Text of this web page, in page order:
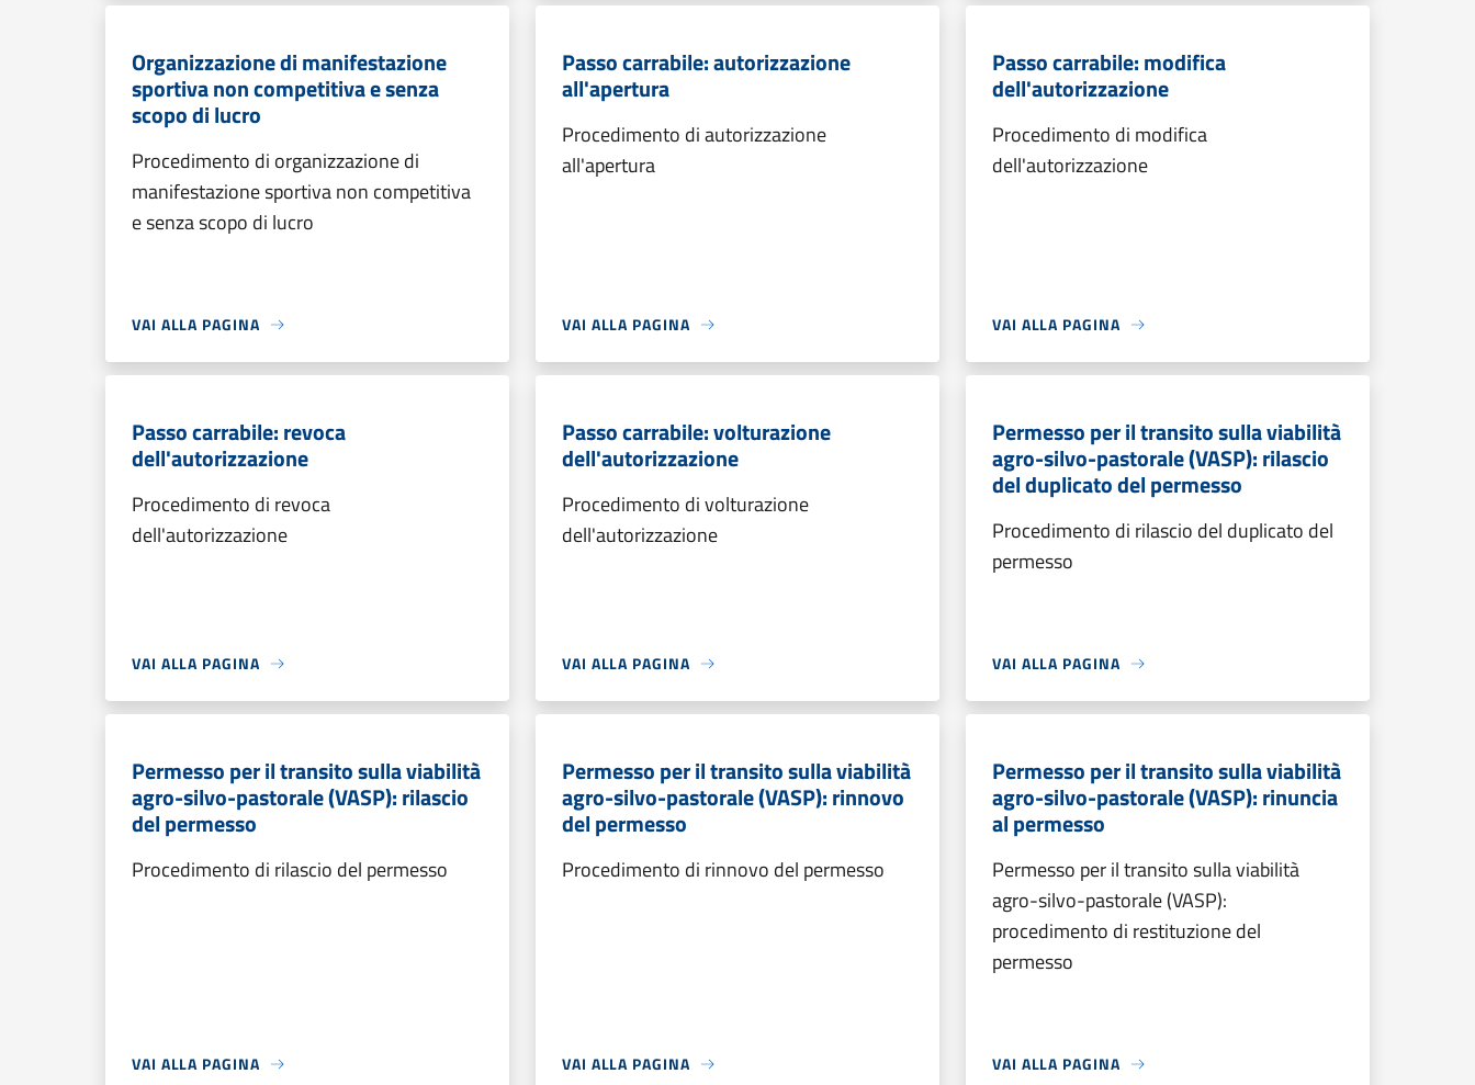
Organizzazione di manifestazione
sportiva non competitiva e senza
scopo di lucro
Procedimento di organizzazione di
manifestazione sportiva non competitiva
e senza scopo di lucro
VAI ALLA PAGINA
Passo carrabile: autorizzazione
all'apertura
Procedimento di autorizzazione
all'apertura
VAI ALLA PAGINA
Passo carrabile: modifica
dell'autorizzazione
Procedimento di modifica
dell'autorizzazione
VAI ALLA PAGINA
Passo carrabile: revoca
dell'autorizzazione
Procedimento di revoca
dell'autorizzazione
VAI ALLA PAGINA
Passo carrabile: volturazione
dell'autorizzazione
Procedimento di volturazione
dell'autorizzazione
VAI ALLA PAGINA
Permesso per il transito sulla viabilità
agro-silvo-pastorale (VASP): rilascio
del duplicato del permesso
Procedimento di rilascio del duplicato del
permesso
VAI ALLA PAGINA
Permesso per il transito sulla viabilità
agro-silvo-pastorale (VASP): rilascio
del permesso
Procedimento di rilascio del permesso
VAI ALLA PAGINA
Permesso per il transito sulla viabilità
agro-silvo-pastorale (VASP): rinnovo
del permesso
Procedimento di rinnovo del permesso
VAI ALLA PAGINA
Permesso per il transito sulla viabilità
agro-silvo-pastorale (VASP): rinuncia
al permesso
Permesso per il transito sulla viabilità
agro-silvo-pastorale (VASP):
procedimento di restituzione del
permesso
VAI ALLA PAGINA